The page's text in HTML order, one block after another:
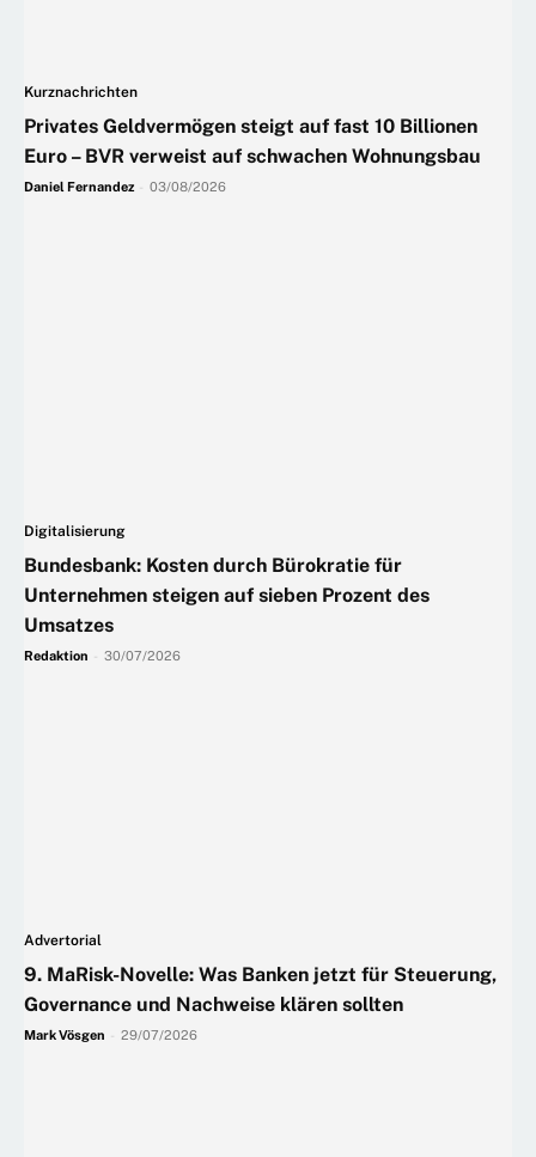
Kurznachrichten
Privates Geldvermögen steigt auf fast 10 Billionen
Euro – BVR verweist auf schwachen Wohnungsbau
Daniel Fernandez 03/08/2026
Digitalisierung
Bundesbank: Kosten durch Bürokratie für
Unternehmen steigen auf sieben Prozent des
Umsatzes
Redaktion 30/07/2026
Advertorial
9. MaRisk-Novelle: Was Banken jetzt für Steuerung,
Governance und Nachweise klären sollten
Mark Vösgen 29/07/2026